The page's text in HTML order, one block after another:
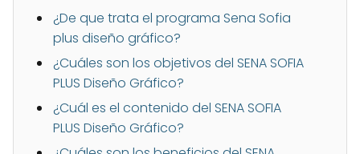
¿De que trata el programa Sena Sofia
plus diseño gráfico?
¿Cuáles son los objetivos del SENA SOFIA
PLUS Diseño Gráfico?
¿Cuál es el contenido del SENA SOFIA
PLUS Diseño Gráfico?